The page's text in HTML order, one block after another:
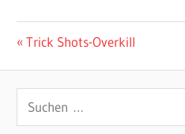
Beitragsnavigation
Vorheriger
Trick Shots-Overkill
Suchen
nach: